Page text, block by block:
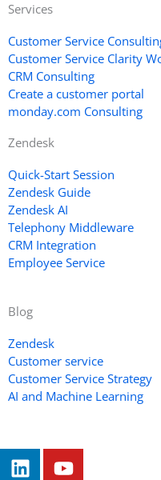
Services
Customer Service
Customer Service Clarity
CRM Consulting
Create a customer portal
monday.com Consulting
Zendesk
Quick-Start Session
Zendesk Guide
Zendesk AI
Telephony Middleware
CRM Integration
Employee Service
Blog
Zendesk
Customer service
Customer Service Strategy
AI and Machine Learning
L Y